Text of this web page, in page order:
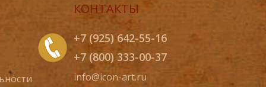
КОНТАКТЫ
+7 (925) 642-55-16
+7 (800) 333-00-37
info@icon-art.ru